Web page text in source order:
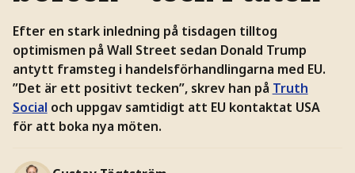
Efter en stark inledning på tisdagen tilltog
optimismen på Wall Street sedan Donald Trump
antytt framsteg i handelsförhandlingarna med EU.
”Det är ett positivt tecken”, skrev han på Truth
Social och uppgav samtidigt att EU kontaktat USA
för att boka nya möten.